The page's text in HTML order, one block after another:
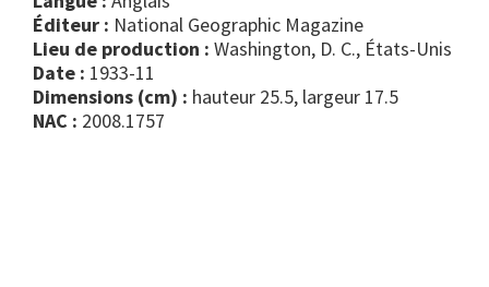
Éditeur : National Geographic Magazine
Lieu de production : Washington, D. C., États-Unis
Date : 1933-11
Dimensions (cm) : hauteur 25.5, largeur 17.5
NAC : 2008.1757